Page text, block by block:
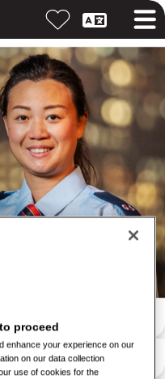
proceed
enhance your experience on our
on our data collection
use of cookies for the